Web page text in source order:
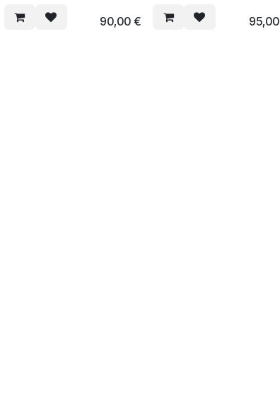
90,00 € 95,00